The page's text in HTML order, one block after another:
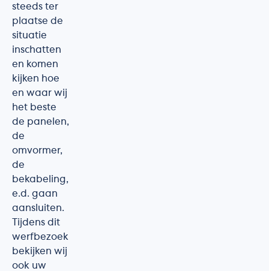
steeds ter
plaatse de
situatie
inschatten
en komen
kijken hoe
en waar wij
het beste
de panelen,
de
omvormer,
de
bekabeling,
e.d. gaan
aansluiten.
Tijdens dit
werfbezoek
bekijken wij
ook uw